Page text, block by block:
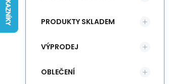
PRODUKTY SKLADEM
VÝPRODEJ
OBLEČENÍ